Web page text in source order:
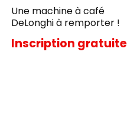
Une machine à café
DeLonghi à remporter !
Inscription gratuite